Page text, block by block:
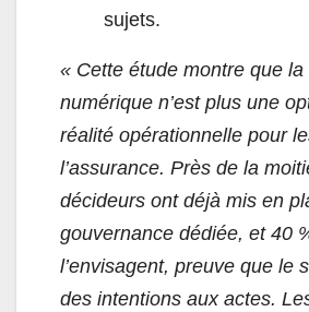
sujets.
« Cette étude montre que
numérique n’est plus une
réalité opérationnelle pour
l’assurance. Près de la
décideurs ont déjà mis en
gouvernance dédiée, et 40
l’envisagent, preuve que le
des intentions aux actes.